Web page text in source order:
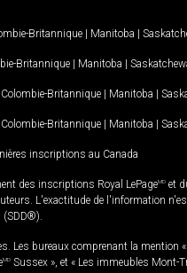
Britannique | Manitoba |
Britannique | Manitoba |
Colombie-Britannique | Manitoba |
Colombie-Britannique | Manitoba |
inscriptions au Canada
des inscriptions Royal LePageMD et
L'exactitude de l'information
Les bureaux comprenant la mention
MD Sussex », et « Les immeubles Mont-